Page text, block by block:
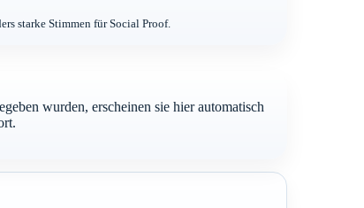
starke Stimmen für Social Proof.
wurden, erscheinen sie hier automatisch